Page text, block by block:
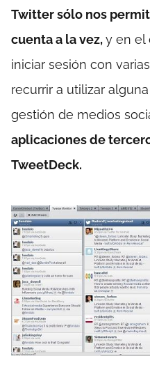
Twitter sólo nos
cuenta a la vez,y en el
iniciar sesión con
recurrir a utilizar
gestión de medios
aplicaciones de
TweetDeck.